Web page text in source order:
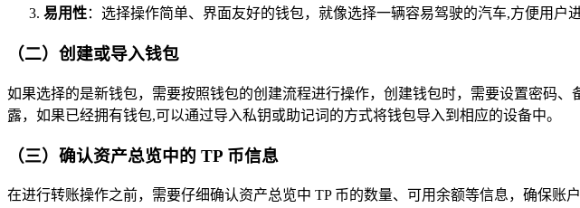
易用性：选择操作简单、界面友好的钱包，就像选择一辆容易驾驶的汽车,方便用户
（二）创建或导入钱包
如果选择的是新钱包，需要按照钱包的创建流程进行操作，创建钱包时，需要设置密码
露，如果已经拥有钱包,可以通过导入私钥或助记词的方式将钱包导入到相应的设备中。
（三）确认资产总览中的 TP 币信息
在进行转账操作之前，需要仔细确认资产总览中 TP 币的数量、可用余额等信息，确保